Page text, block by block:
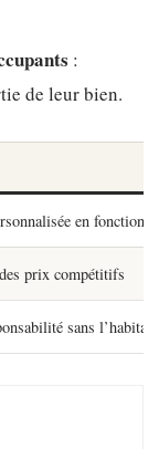
:
de leur bien.
en fonction
prix compétitifs
sans